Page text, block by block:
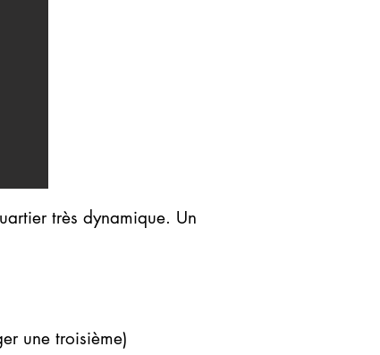
très dynamique. Un
une troisième)